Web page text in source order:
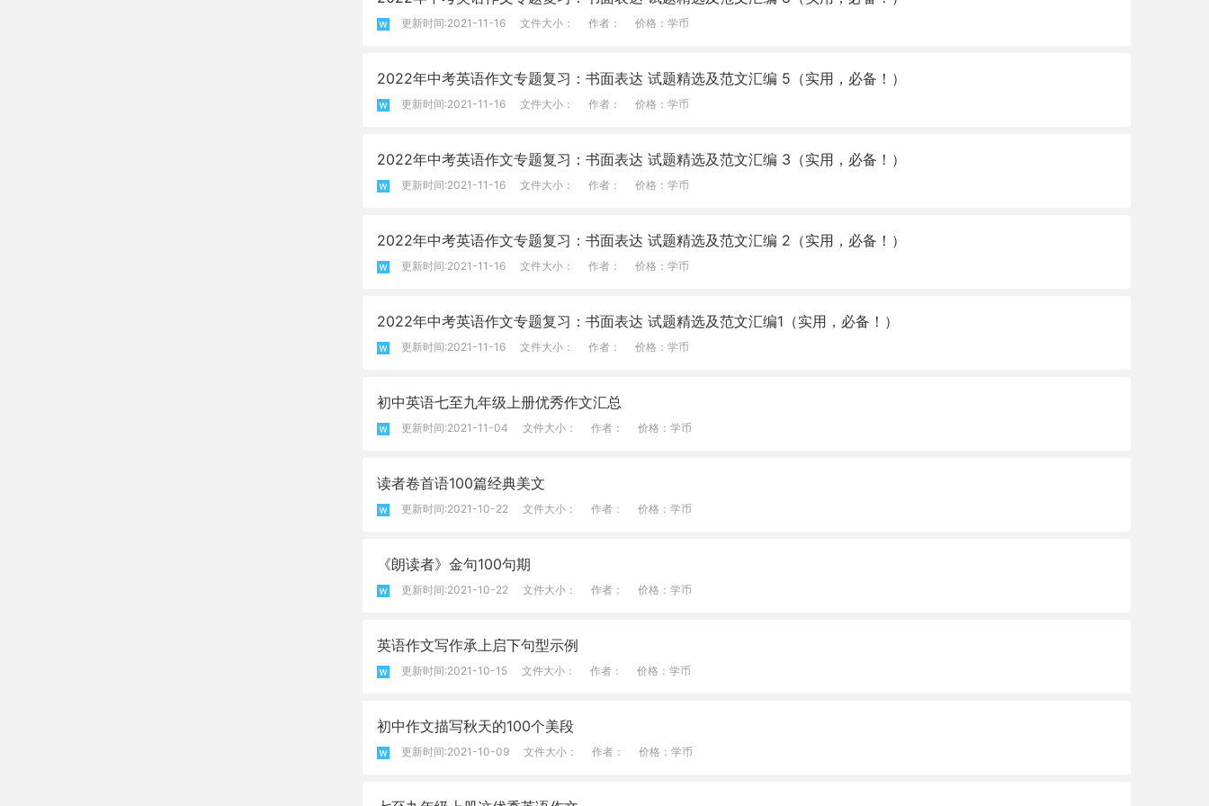
更新时间:2021-11-16 文件大小： 作者： 价格：学币
2022年中考英语作文专题复习：书面表达 试题精选及范文汇编 5（实用，必备！）
更新时间:2021-11-16 文件大小： 作者： 价格：学币
2022年中考英语作文专题复习：书面表达 试题精选及范文汇编 3（实用，必备！）
更新时间:2021-11-16 文件大小： 作者： 价格：学币
2022年中考英语作文专题复习：书面表达 试题精选及范文汇编 2（实用，必备！）
更新时间:2021-11-16 文件大小： 作者： 价格：学币
2022年中考英语作文专题复习：书面表达 试题精选及范文汇编1（实用，必备！）
更新时间:2021-11-16 文件大小： 作者： 价格：学币
初中英语七至九年级上册优秀作文汇总
更新时间:2021-11-04 文件大小： 作者： 价格：学币
读者卷首语100篇经典美文
更新时间:2021-10-22 文件大小： 作者： 价格：学币
《朗读者》金句100句期
更新时间:2021-10-22 文件大小： 作者： 价格：学币
英语作文写作承上启下句型示例
更新时间:2021-10-15 文件大小： 作者： 价格：学币
初中作文描写秋天的100个美段
更新时间:2021-10-09 文件大小： 作者： 价格：学币